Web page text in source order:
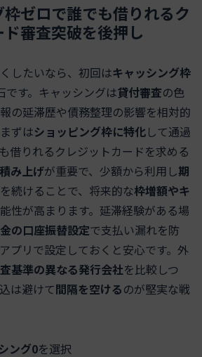
ゼロで誰でも借りれるク
ド審査突破を後押し
したいなら、初回はキャッシング枠
です。キャッシングは貸付審査の色
の延滞歴や債務整理の影響を相対的
ずはショッピング枠に特化して通過
借りれるクレジットカードを求める
み上げが重要で、少額から利用し期
を続けることで、将来的な枠増額やキ
性が高まります。延滞経験がある場
の口座振替設定で支払い漏れを防
プリで設定しておくと安心です。外
基準の異なる発行会社を比較しつ
は避けて間隔を空けるのが堅実な戦
ング0を選択